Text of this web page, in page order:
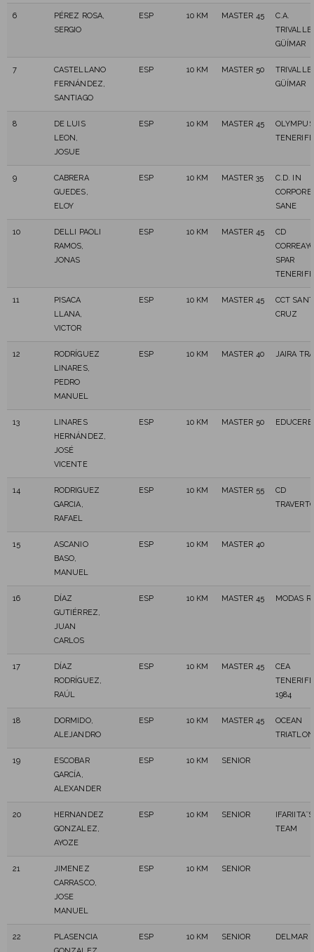
6
PÉREZ ROSA,
SERGIO
ESP 10 KM MASTER 45
C.A.
TRIVALLE
GÜÍMAR
7
CASTELLANO
FERNÁNDEZ,
SANTIAGO
ESP 10 KM MASTER 50
TRIVALLE
GÜÍMAR
8
DE LUIS
LEON,
JOSUE
ESP 10 KM MASTER 45
TENERIFE
9
CABRERA
GUEDES,
ELOY
ESP 10 KM MASTER 35
C.D. IN
CORPORE
SANE
10
DELLI PAOLI
RAMOS,
JONAS
ESP 10 KM MASTER 45
CD
SPAR
TENERIFE
11
PISACA
LLANA,
VICTOR
ESP 10 KM MASTER 45
CCT
CRUZ
12
RODRÍGUEZ
LINARES,
PEDRO
MANUEL
ESP 10 KM MASTER 40 JAIRA
13
LINARES
HERNÁNDEZ,
JOSÉ
VICENTE
ESP 10 KM MASTER 50 EDUCERE
14
RODRIGUEZ
GARCIA,
RAFAEL
ESP 10 KM MASTER 55
CD
15
ASCANIO
BASO,
MANUEL
ESP 10 KM MASTER 40
16
DÍAZ
GUTIÉRREZ,
JUAN
CARLOS
ESP 10 KM MASTER 45 MODAS
17
DÍAZ
RODRÍGUEZ,
RAÚL
ESP 10 KM MASTER 45
CEA
TENERIFE
1984
18
DORMIDO,
ALEJANDRO
ESP 10 KM MASTER 45
OCEAN
TRIATLON
19
ESCOBAR
GARCÍA,
ALEXANDER
ESP 10 KM SENIOR
20
HERNANDEZ
GONZALEZ,
AYOZE
ESP 10 KM SENIOR
IFARIITA´´S
TEAM
21
JIMENEZ
CARRASCO,
JOSE
MANUEL
ESP 10 KM SENIOR
22
PLASENCIA
ESP 10 KM SENIOR DELMAR